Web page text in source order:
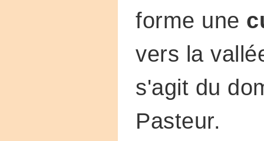
forme une
vers la
s'agit du
Pasteur.